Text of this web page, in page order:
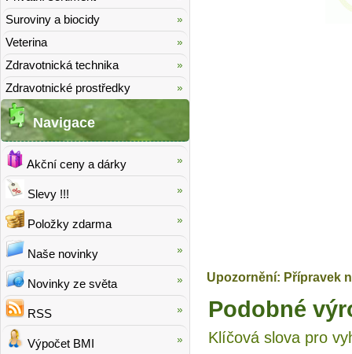
Upozornění: Přípravek
Podobné
Klíčová slova pro
Suroviny a biocidy
Veterina
Zdravotnická technika
Zdravotnické prostředky
Navigace
Akční ceny a dárky
Slevy !!!
Položky zdarma
Naše novinky
Novinky ze světa
RSS
Výpočet BMI